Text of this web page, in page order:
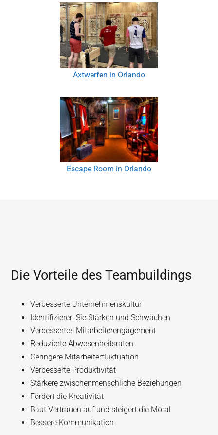
Axtwerfen in Orlando
Escape Room in Orlando
Die Vorteile des Teambuildings
Verbesserte Unternehmenskultur
Identifizieren Sie Stärken und Schwächen
Verbessertes Mitarbeiterengagement
Reduzierte Abwesenheitsraten
Geringere Mitarbeiterfluktuation
Verbesserte Produktivität
Stärkere zwischenmenschliche Beziehungen
Fördert die Kreativität
Baut Vertrauen auf und steigert die Moral
Bessere Kommunikation